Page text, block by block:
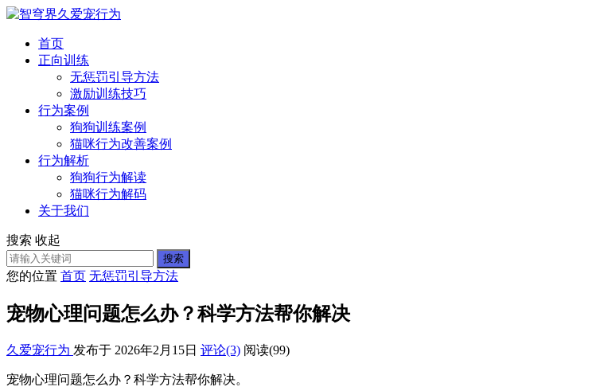
首页
正向训练
无惩罚引导方法
激励训练技巧
行为案例
狗狗训练案例
猫咪行为改善案例
行为解析
狗狗行为解读
猫咪行为解码
关于我们
搜索 收起
搜索
您的位置 首页 无惩罚引导方法
宠物心理问题怎么办？科学方法帮你解决
久爱宠行为 发布于 2026年2月15日 评论(3) 阅读(99)
宠物心理问题怎么办？科学方法帮你解决。